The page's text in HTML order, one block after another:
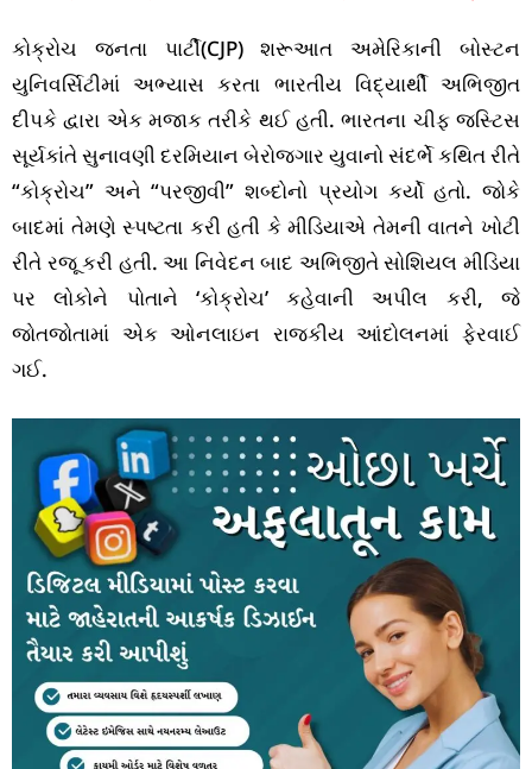
કોક્રોચ જનતા પાર્ટી(CJP) શરૂઆત અમેરિકાની બોસ્ટન
યુનિવર્સિટીમાં અભ્યાસ કરતા ભારતીય વિદ્યાર્થી અભિજીત
દીપકે દ્વારા એક મજાક તરીકે થઈ હતી. ભારતના ચીફ જસ્ટિસ
સૂર્યકાંતે સુનાવણી દરમિયાન બેરોજગાર યુવાનો સંદર્ભે કથિત રીતે
“કોક્રોચ” અને “પરજીવી” શબ્દોનો પ્રયોગ કર્યો હતો. જોકે
બાદમાં તેમણે સ્પષ્ટતા કરી હતી કે મીડિયાએ તેમની વાતને ખોટી
રીતે રજૂ કરી હતી. આ નિવેદન બાદ અભિજીતે સોશિયલ મીડિયા
પર લોકોને પોતાને ‘કોક્રોચ’ કહેવાની અપીલ કરી, જે
જોતજોતામાં એક ઓનલાઇન રાજકીય આંદોલનમાં ફેરવાઈ
ગઈ.